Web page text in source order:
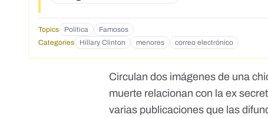
Topics Política Famosos
Categories
Hillary Clinton menores correo electrónico
Circulan dos imágenes de una
muerte relacionan con la ex
varias publicaciones que las